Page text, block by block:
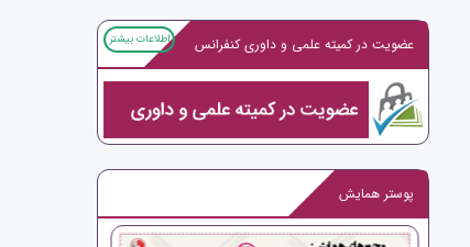
عضویت در کمیته علمی و داوری کنفرانس اطلاعات بیشتر
پوستر همایش